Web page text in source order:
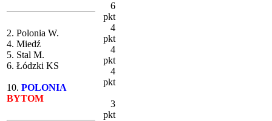
2. Polonia W.
4. Miedź
5. Stal M.
6. Łódzki KS
10. POLONIA
BYTOM
6
pkt
4
pkt
4
pkt
4
pkt
3
pkt